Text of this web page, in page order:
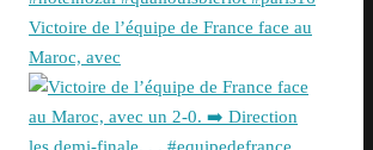
Victoire de l’équipe de France face au
Maroc, avec